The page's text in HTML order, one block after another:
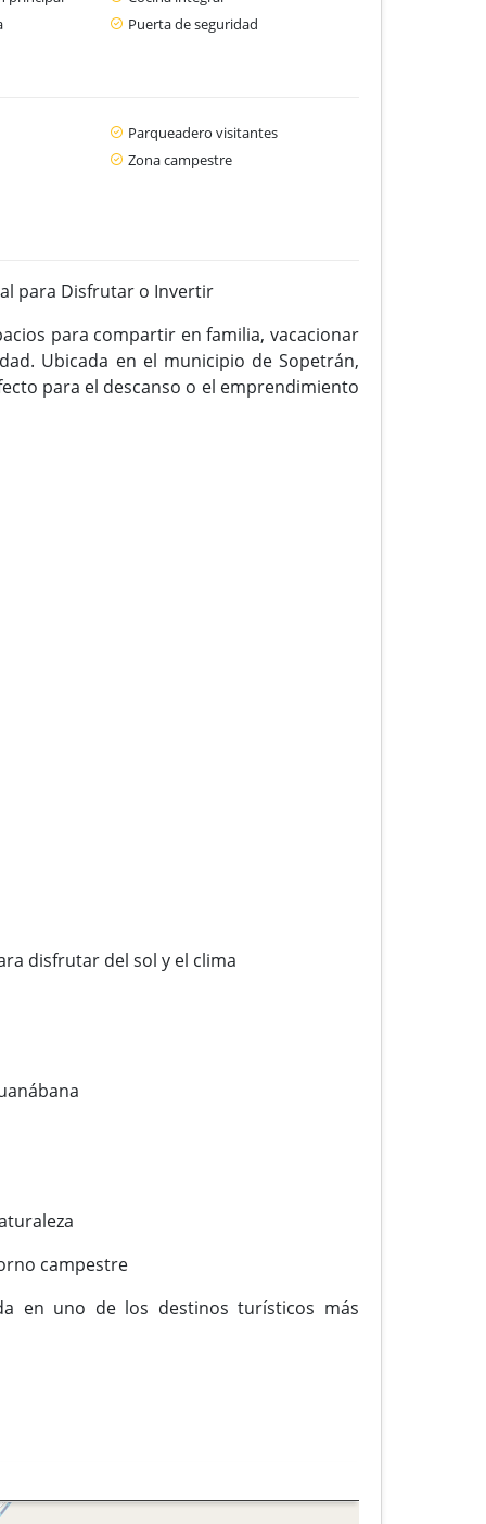
Puerta de seguridad
Parqueadero visitantes
Zona campestre
para Disfrutar o Invertir
para compartir en familia, vacacionar
Ubicada en el municipio de Sopetrán,
para el descanso o el emprendimiento
disfrutar del sol y el clima
campestre
en uno de los destinos turísticos más